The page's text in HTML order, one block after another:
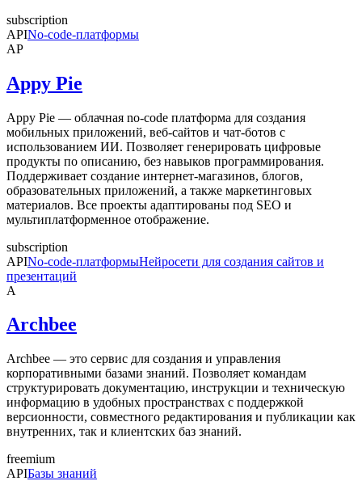
subscription
APINo-code-платформы
AP
Appy Pie
Appy Pie — облачная no-code платформа для создания
мобильных приложений, веб-сайтов и чат-ботов с
использованием ИИ. Позволяет генерировать цифровые
продукты по описанию, без навыков программирования.
Поддерживает создание интернет-магазинов, блогов,
образовательных приложений, а также маркетинговых
материалов. Все проекты адаптированы под SEO и
мультиплатформенное отображение.
subscription
APINo-code-платформыНейросети для создания сайтов и
презентаций
A
Archbee
Archbee — это сервис для создания и управления
корпоративными базами знаний. Позволяет командам
структурировать документацию, инструкции и техническую
информацию в удобных пространствах с поддержкой
версионности, совместного редактирования и публикации как
внутренних, так и клиентских баз знаний.
freemium
APIБазы знаний